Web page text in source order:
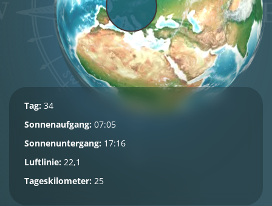
Tag: 34
Sonnenaufgang: 07:05
Sonnenuntergang: 17:16
Luftlinie: 22,1
Tageskilometer: 25